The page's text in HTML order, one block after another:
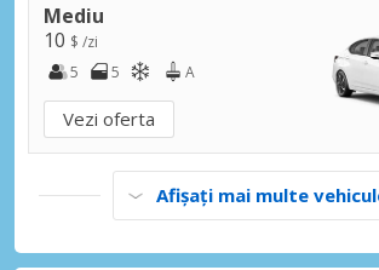
Mediu
10 $ /zi
5
5 A
Vezi oferta
Afișați mai multe